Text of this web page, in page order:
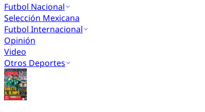
Futbol Nacional
Selección Mexicana
Futbol Internacional
Opinión
Video
Otros Deportes